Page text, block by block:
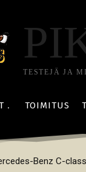
TESTEJÄ JA
TOIMITUS
Benz C-class